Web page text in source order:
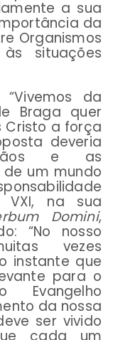
a sua
da
Organismos
situações
da
Braga quer
Cristo a força
deveria
e as
um mundo
na sua
Domini,
“No nosso
vezes
instante que
para o
Evangelho
da nossa
ser vivido
cada um